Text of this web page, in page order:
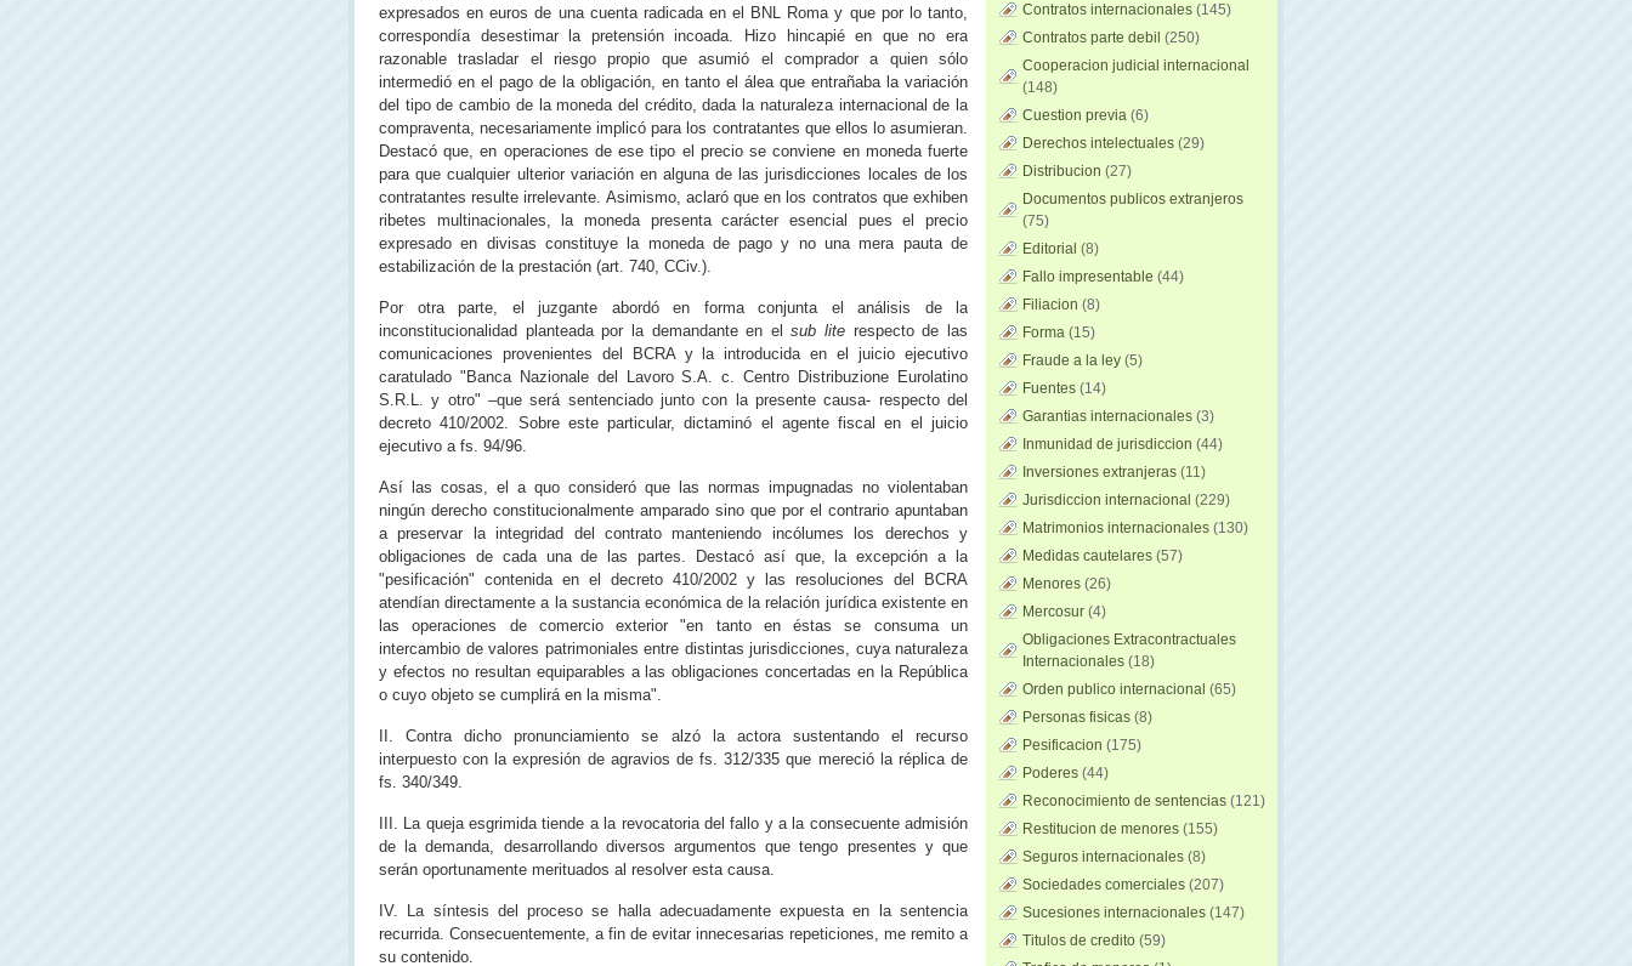
expresados en euros de una cuenta radicada en el BNL Roma y que por lo tanto,
correspondía desestimar la pretensión incoada. Hizo hincapié en que no era
razonable trasladar el riesgo propio que asumió el comprador a quien sólo
intermedió en el pago de la obligación, en tanto el álea que entrañaba la variación
del tipo de cambio de la moneda del crédito, dada la naturaleza internacional de la
compraventa, necesariamente implicó para los contratantes que ellos lo asumieran.
Destacó que, en operaciones de ese tipo el precio se conviene en moneda fuerte
para que cualquier ulterior variación en alguna de las jurisdicciones locales de los
contratantes resulte irrelevante. Asimismo, aclaró que en los contratos que exhiben
ribetes multinacionales, la moneda presenta carácter esencial pues el precio
expresado en divisas constituye la moneda de pago y no una mera pauta de
estabilización de la prestación (art. 740, CCiv.).
Por otra parte, el juzgante abordó en forma conjunta el análisis de la
inconstitucionalidad planteada por la demandante en elsub lite respecto de las
comunicaciones provenientes del BCRA y la introducida en el juicio ejecutivo
caratulado "Banca Nazionale del Lavoro S.A. c. Centro Distribuzione Eurolatino
S.R.L. y otro" –que será sentenciado junto con la presente causa‑ respecto del
decreto 410/2002. Sobre este particular, dictaminó el agente fiscal en el juicio
ejecutivo a fs. 94/96.
Así las cosas, el a quo consideró que las normas impugnadas no violentaban
ningún derecho constitucionalmente amparado sino que por el contrario apuntaban
a preservar la integridad del contrato manteniendo incólumes los derechos y
obligaciones de cada una de las partes. Destacó así que, la excepción a la
"pesificación" contenida en el decreto 410/2002 y las resoluciones del BCRA
atendían directamente a la sustancia económica de la relación jurídica existente en
las operaciones de comercio exterior "en tanto en éstas se consuma un
intercambio de valores patrimoniales entre distintas jurisdicciones, cuya naturaleza
y efectos no resultan equiparables a las obligaciones concertadas en la República
o cuyo objeto se cumplirá en la misma".
II. Contra dicho pronunciamiento se alzó la actora sustentando el recurso
interpuesto con la expresión de agravios de fs. 312/335 que mereció la réplica de
fs. 340/349.
III. La queja esgrimida tiende a la revocatoria del fallo y a la consecuente admisión
de la demanda, desarrollando diversos argumentos que tengo presentes y que
serán oportunamente merituados al resolver esta causa.
IV. La síntesis del proceso se halla adecuadamente expuesta en la sentencia
recurrida. Consecuentemente, a fin de evitar innecesarias repeticiones, me remito a
su contenido.
Contratos internacionales (145)
Contratos parte debil (250)
Cooperacion judicial internacional
(148)
Cuestion previa (6)
Derechos intelectuales (29)
Distribucion (27)
Documentos publicos extranjeros
(75)
Editorial (8)
Fallo impresentable (44)
Filiacion (8)
Forma (15)
Fraude a la ley (5)
Fuentes (14)
Garantias internacionales (3)
Inmunidad de jurisdiccion (44)
Inversiones extranjeras (11)
Jurisdiccion internacional (229)
Matrimonios internacionales (130)
Medidas cautelares (57)
Menores (26)
Mercosur (4)
Obligaciones Extracontractuales
Internacionales (18)
Orden publico internacional (65)
Personas fisicas (8)
Pesificacion (175)
Poderes (44)
Reconocimiento de sentencias (121)
Restitucion de menores (155)
Seguros internacionales (8)
Sociedades comerciales (207)
Sucesiones internacionales (147)
Titulos de credito (59)